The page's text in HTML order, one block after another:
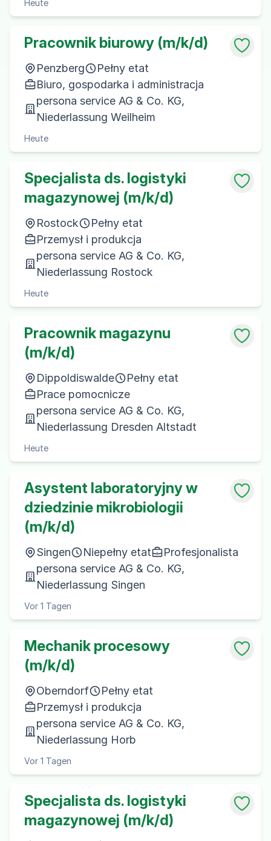
Heute
Pracownik biurowy (m/k/d)
Penzberg
Pełny etat
Biuro, gospodarka i administracja
persona service AG & Co. KG,
Niederlassung Weilheim
Heute
Specjalista ds. logistyki
magazynowej (m/k/d)
Rostock
Pełny etat
Przemysł i produkcja
persona service AG & Co. KG,
Niederlassung Rostock
Heute
Pracownik magazynu
(m/k/d)
Dippoldiswalde
Pełny etat
Prace pomocnicze
persona service AG & Co. KG,
Niederlassung Dresden Altstadt
Heute
Asystent laboratoryjny w
dziedzinie mikrobiologii
(m/k/d)
Singen Niepełny etat
Profesjonalista
persona service AG & Co. KG,
Niederlassung Singen
Vor 1 Tagen
Mechanik procesowy
(m/k/d)
Oberndorf
Pełny etat
Przemysł i produkcja
persona service AG & Co. KG,
Niederlassung Horb
Vor 1 Tagen
Specjalista ds. logistyki
magazynowej (m/k/d)